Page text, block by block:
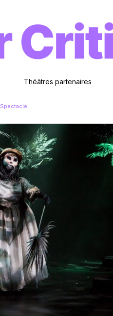
Théâtres partenaires
Spectacle